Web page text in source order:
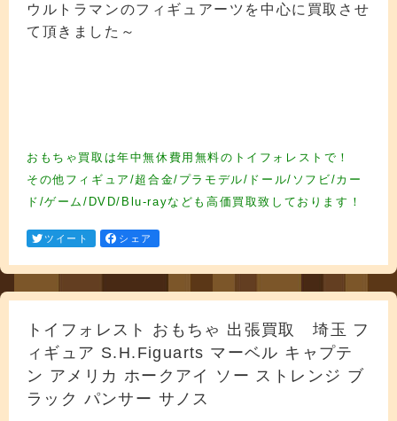
ウルトラマンのフィギュアーツを中心に買取させ
て頂きました～
おもちゃ買取は年中無休費用無料のトイフォレストで！
その他フィギュア/超合金/プラモデル/ドール/ソフビ/カー
ド/ゲーム/DVD/Blu-rayなども高価買取致しております！
ツイート シェア
トイフォレスト おもちゃ 出張買取 埼玉 フ
ィギュア S.H.Figuarts マーベル キャプテ
ン アメリカ ホークアイ ソー ストレンジ ブ
ラック パンサー サノス